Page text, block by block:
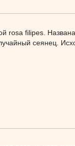
rosa filipes.
сеянец.